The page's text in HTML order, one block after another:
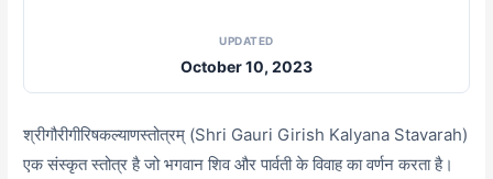
UPDATED
October 10, 2023
श्रीगौरीगीरिषकल्याणस्तोत्रम् (Shri Gauri Girish Kalyana Stavarah)
एक संस्कृत स्तोत्र है जो भगवान शिव और पार्वती के विवाह का वर्णन करता है।